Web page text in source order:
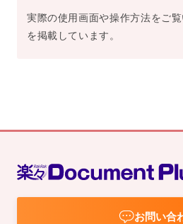
実際の使用画面や操作方法をご
を掲載しています。
お問い合